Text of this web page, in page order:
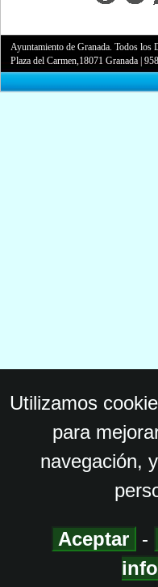
Ayuntamiento de Granada. Todos los
Plaza del Carmen,18071 Granada |
Utilizamos
para
navegación,
Aceptar -